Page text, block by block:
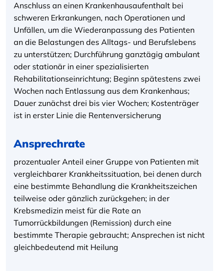
Anschluss an einen Krankenhausaufenthalt bei
schweren Erkrankungen, nach Operationen und
Unfällen, um die Wiederanpassung des Patienten
an die Belastungen des Alltags- und Berufslebens
zu unterstützen; Durchführung ganztägig ambulant
oder stationär in einer spezialisierten
Rehabilitationseinrichtung; Beginn spätestens zwei
Wochen nach Entlassung aus dem Krankenhaus;
Dauer zunächst drei bis vier Wochen; Kostenträger
ist in erster Linie die Rentenversicherung
Ansprechrate
prozentualer Anteil einer Gruppe von Patienten mit
vergleichbarer Krankheitssituation, bei denen durch
eine bestimmte Behandlung die Krankheitszeichen
teilweise oder gänzlich zurückgehen; in der
Krebsmedizin meist für die Rate an
Tumorrückbildungen (Remission) durch eine
bestimmte Therapie gebraucht; Ansprechen ist nicht
gleichbedeutend mit Heilung